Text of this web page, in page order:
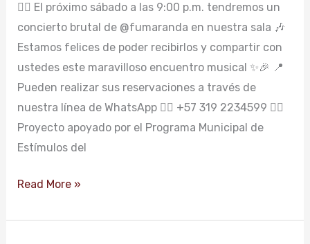
👉🏼 El próximo sábado a las 9:00 p.m. tendremos un
concierto brutal de @fumaranda en nuestra sala 🎶
Estamos felices de poder recibirlos y compartir con
ustedes este maravilloso encuentro musical ✨️🎉 📍
Pueden realizar sus reservaciones a través de
nuestra línea de WhatsApp 👉🏼 +57 319 2234599 👉🏻
Proyecto apoyado por el Programa Municipal de
Estímulos del
Read More »